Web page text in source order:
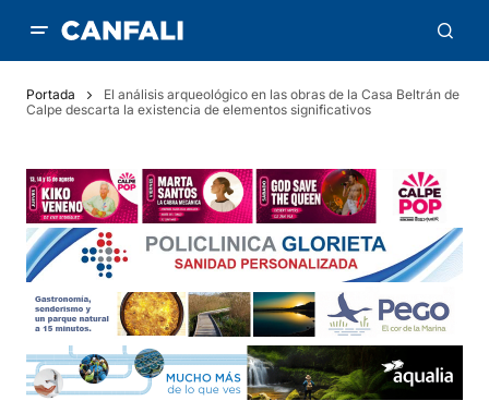
Portada
El análisis arqueológico en las obras de la Casa Beltrán de
Calpe descarta la existencia de elementos significativos